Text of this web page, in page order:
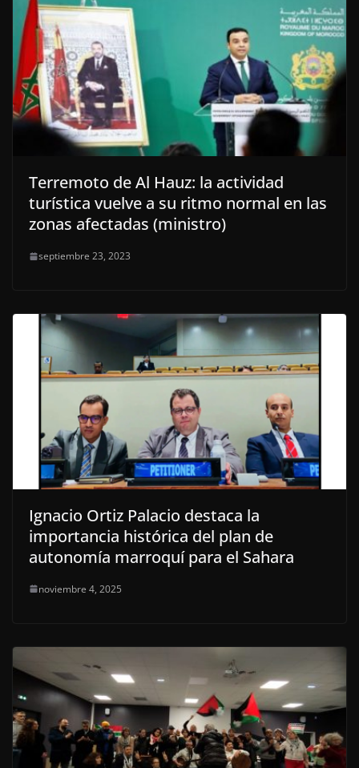
Terremoto de Al Hauz: la actividad
turística vuelve a su ritmo normal en las
zonas afectadas (ministro)
septiembre 23, 2023
Ignacio Ortiz Palacio destaca la
importancia histórica del plan de
autonomía marroquí para el Sahara
noviembre 4, 2025